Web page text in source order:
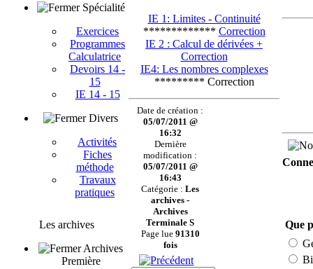
Spécialité
Exercices
Programmes
Calculatrice
Devoirs 14 -
15
IE 14 - 15
Divers
Activités
Fiches
méthode
Travaux
pratiques
Les archives
Archives
Première
IE 1: Limites - Continuité
************* Correction
IE 2 : Calcul de dérivées +
Correction
IE4: Les nombres complexes
********* Correction
Date de création :
05/07/2011 @
16:32
Dernière
modification :
05/07/2011 @
16:43
Catégorie :Les
archives -
Archives
Terminale S
Page lue 91310
fois
Que